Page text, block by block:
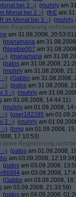
bei 3 :-) (muhrly am
Monat bei 3 :-) (thE am
im Monat bei 3 :-) (muhrly
Registrierung nicht
am 31.08.2008, 20:53:01)
(manamana am
(Newbie007 am
:-) (manamana am
(patos am 31.08.2008,
(muhrly am 31.08.2008,
:-) (Gabbo am 31.08.2008,
:-) (patos am 31.08.2008,
3 :-) (muhrly am
am 01.09.2008, 14:44:11)
(muhrly am 01.09.2008,
:-) (user182285 am
3 :-) (muhrly am
:-) (hmg am 01.09.2008,
17:10:53)
seine Registrierung nicht
:-) (patos am 01.09.2008,
am 03.09.2008, 12:19:34)
(patos am 03.09.2008,
am 03.09.2008,
(Gabbo am 03.09.2008,
am 03.09.2008, 21:33:59)
(patos am 04.09.2008,